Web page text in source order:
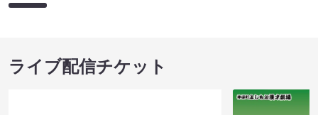
ライブ配信チケット